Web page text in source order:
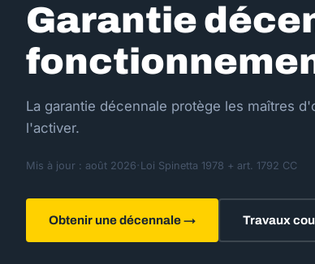
Garantie
La garantie décennale protège les maîtres
l'activer.
Mis à jour : août 2026 · Loi Spinetta 1978 + art. 1792 CC
Obtenir une décennale → Travaux